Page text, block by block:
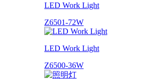
LED Work Light
Z6501-72W
LED Work Light
Z6500-36W